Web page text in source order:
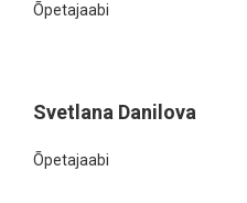
Õpetajaabi
Svetlana Danilova
Õpetajaabi